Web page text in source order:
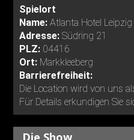
Spielort
Name:Atlanta Hotel Leipzig
Adresse:Südring 21
PLZ: 04416
Ort: Markkleeberg
Barrierefreiheit:
Die Location wird von uns
Für Details erkundigen Sie
Die Show